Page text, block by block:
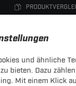
und ähnliche
bieten. Dazu
Mit einem Klick